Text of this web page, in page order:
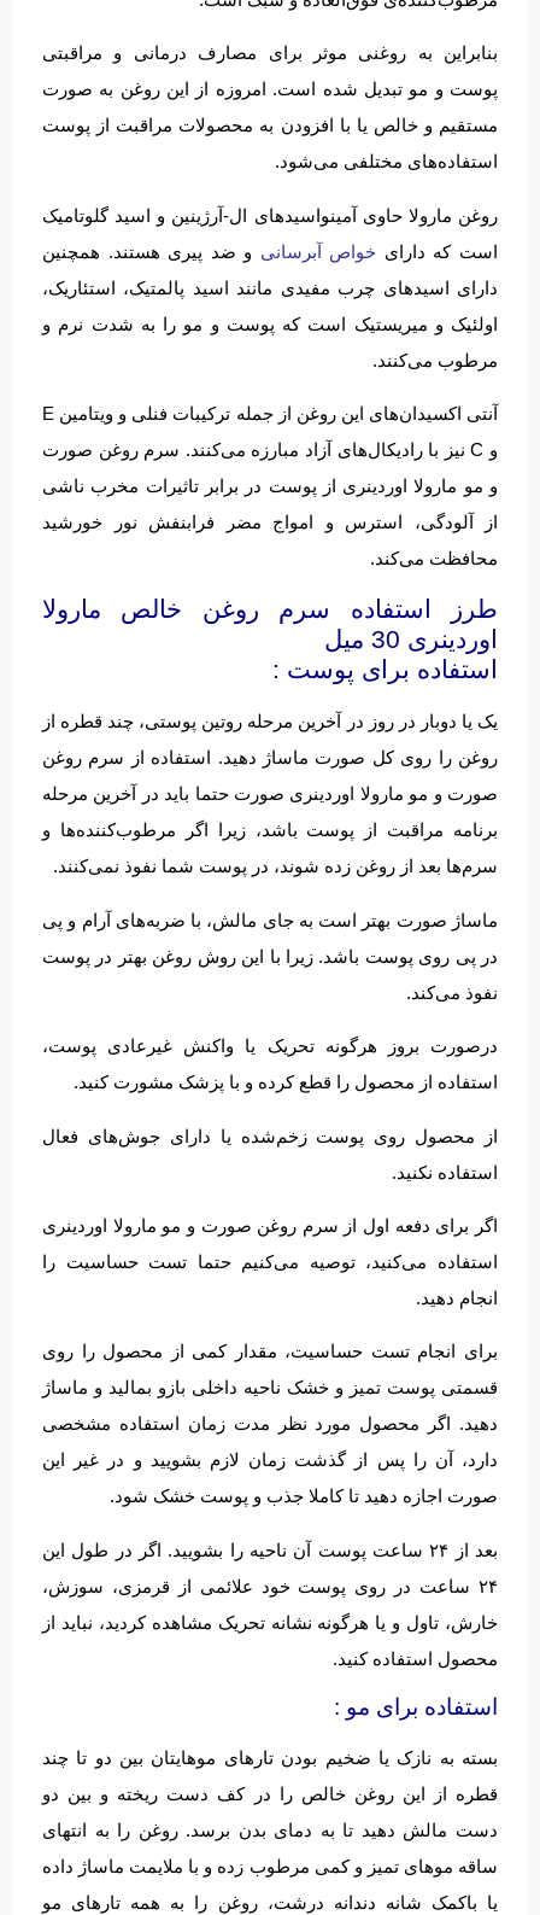
بنابراین به روغنی موثر برای مصارف درمانی و مراقبتی
پوست و مو تبدیل شده است. امروزه از این روغن به صورت
مستقیم و خالص یا با افزودن به محصولات مراقبت از پوست
استفاده‌های مختلفی می‌شود.
روغن مارولا حاوی آمینواسیدهای ال-آرژینین و اسید گلوتامیک
است که دارای خواص آبرسانی و ضد پیری هستند. همچنین
دارای اسیدهای چرب مفیدی مانند اسید پالمتیک، استئاریک،
اولئیک و میریستیک است که پوست و مو را به شدت نرم و
مرطوب می‌کنند.
آنتی اکسیدان‌های این روغن از جمله ترکیبات فنلی و ویتامین E
و C نیز با رادیکال‌های آزاد مبارزه می‌کنند. سرم روغن صورت
و مو مارولا اوردینری از پوست در برابر تاثیرات مخرب ناشی
از آلودگی، استرس و امواج مضر فرابنفش نور خورشید
محافظت می‌کند.
طرز استفاده سرم روغن خالص مارولا
اوردینری 30 میل
استفاده برای پوست :
یک یا دوبار در روز در آخرین مرحله روتین پوستی، چند قطره از
روغن را روی کل صورت ماساژ دهید. استفاده از سرم روغن
صورت و مو مارولا اوردینری صورت حتما باید در آخرین مرحله
برنامه مراقبت از پوست باشد، زیرا اگر مرطوب‌کننده‌ها و
سرم‌ها بعد از روغن زده شوند، در پوست شما نفوذ نمی‌کنند.
ماساژ صورت بهتر است به جای مالش، با ضربه‌های آرام و پی
در پی روی پوست باشد. زیرا با این روش روغن بهتر در پوست
نفوذ می‌کند.
درصورت بروز هرگونه تحریک یا واکنش غیرعادی پوست،
استفاده از محصول را قطع کرده و با پزشک مشورت کنید.
از محصول روی پوست زخم‌شده یا دارای جوش‌های فعال
استفاده نکنید.
اگر برای دفعه اول از سرم روغن صورت و مو مارولا اوردینری
استفاده می‌کنید، توصیه می‌کنیم حتما تست حساسیت را
انجام دهید.
برای انجام تست حساسیت، مقدار کمی از محصول را روی
قسمتی پوست تمیز و خشک ناحیه داخلی بازو بمالید و ماساژ
دهید. اگر محصول مورد نظر مدت زمان استفاده مشخصی
دارد، آن را پس از گذشت زمان لازم بشویید و در غیر این
صورت اجازه دهید تا کاملا جذب و پوست خشک شود.
بعد از ۲۴ ساعت پوست آن ناحیه را بشویید. اگر در طول این
۲۴ ساعت در روی پوست خود علائمی از قرمزی، سوزش،
خارش، تاول و یا هرگونه نشانه تحریک مشاهده کردید، نباید از
محصول استفاده کنید.
استفاده برای مو :
بسته به نازک یا ضخیم بودن تارهای موهایتان بین دو تا چند
قطره از این روغن خالص را در کف دست ریخته و بین دو
دست مالش دهید تا به دمای بدن برسد. روغن را به انتهای
ساقه موهای تمیز و کمی مرطوب زده و با ملایمت ماساژ داده
یا باکمک شانه دندانه درشت، روغن را به همه تارهای مو